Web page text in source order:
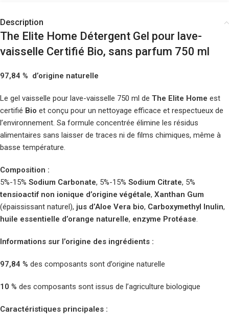
Description
The Elite Home Détergent Gel pour lave-
vaisselle Certifié Bio, sans parfum 750 ml
97,84 % d’origine naturelle
Le gel vaisselle pour lave-vaisselle 750 ml de The Elite Home est
certifié Bio et conçu pour un nettoyage efficace et respectueux de
l’environnement. Sa formule concentrée élimine les résidus
alimentaires sans laisser de traces ni de films chimiques, même à
basse température.
Composition :
5%-15% Sodium Carbonate, 5%-15% Sodium Citrate, 5%
tensioactif non ionique d’origine végétale, Xanthan Gum
(épaississant naturel), jus d’Aloe Vera bio, Carboxymethyl Inulin,
huile essentielle d’orange naturelle, enzyme Protéase.
Informations sur l’origine des ingrédients :
97,84 % des composants sont d’origine naturelle
10 % des composants sont issus de l’agriculture biologique
Caractéristiques principales :